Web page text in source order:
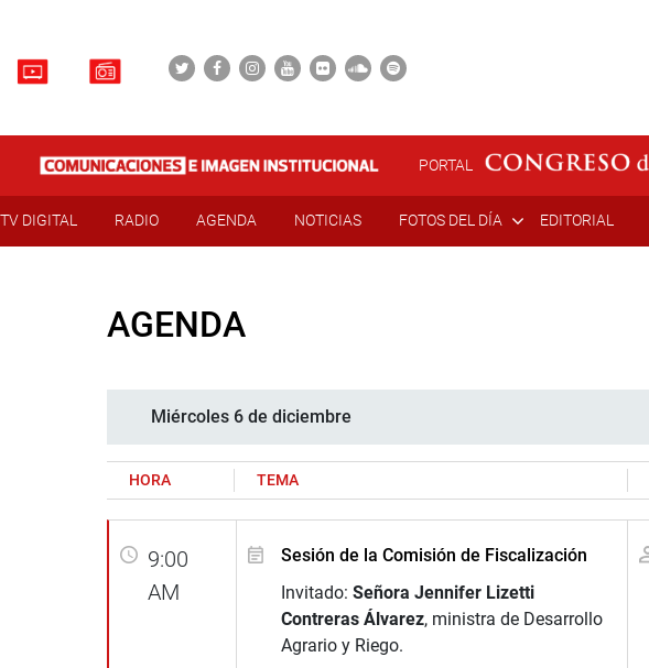
PORTAL
TV DIGITAL RADIO AGENDA NOTICIAS FOTOS DEL DÍA EDITORIAL
AGENDA
Miércoles 6 de diciembre
HORA TEMA
9:00
AM
Sesión de la Comisión de Fiscalización
Invitado: Señora Jennifer Lizetti
Contreras Álvarez, ministra de Desarrollo
Agrario y Riego.